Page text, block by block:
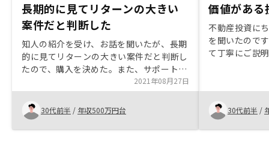
長期的に見てリターンの大きい
案件だと判断した
知人の紹介を受け、お話を聞いたが、長期
的に見てリターンの大きい案件だと判断し
たので、購入を決めた。また、サポートも
手厚く非常に良いと感じた。2021年08月27日
30代前半 / 年収500万円台
価値がある
不動産投資に
を聞いたので
て丁寧にご説
いてみるだけ
す。
30代前半 /